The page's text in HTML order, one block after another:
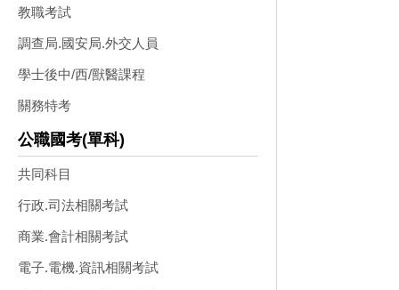
教職考試
調查局.國安局.外交人員
學士後中/西/獸醫課程
關務特考
公職國考(單科)
共同科目
行政.司法相關考試
商業.會計相關考試
電子.電機.資訊相關考試